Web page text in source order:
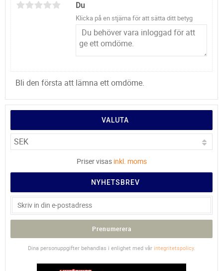
Du
Klicka på en stjärna för att sätta ditt betyg
Bli den första att lämna ett omdöme.
VALUTA
Priser visas inkl. moms
NYHETSBREV
Prenumerera
Dina personuppgifter behandlas i enlighet med vår integritetspolicy.